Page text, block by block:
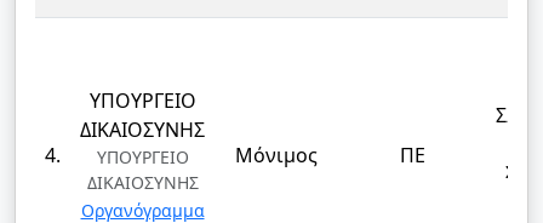
4.
ΥΠΟΥΡΓΕΙΟ
ΔΙΚΑΙΟΣΥΝΗΣ
ΥΠΟΥΡΓΕΙΟ
ΔΙΚΑΙΟΣΥΝΗΣ
Οργανόγραμμα
Μόνιμος ΠΕ